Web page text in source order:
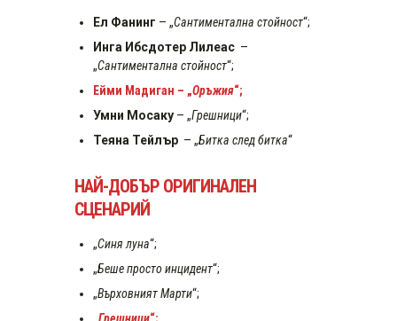
Ел Фанинг – „Сантиментална стойност“;
Инга Ибсдотер Лилеас –
„Сантиментална стойност“;
Ейми Мадиган – „Оръжия“;
Умни Мосаку – „Грешници“;
Теяна Тейлър – „Битка след битка“
НАЙ-ДОБЪР ОРИГИНАЛЕН
СЦЕНАРИЙ
„Синя луна“;
„Беше просто инцидент“;
„Върховният Марти“;